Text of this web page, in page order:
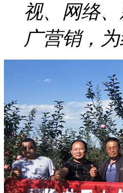
视、网络
广营销，